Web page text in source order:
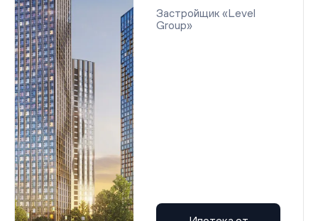
Застройщик «Level
Group»